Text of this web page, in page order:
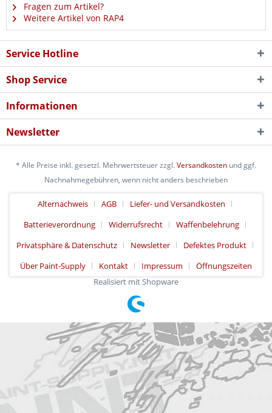
Fragen zum Artikel?
Weitere Artikel von RAP4
Service Hotline
Shop Service
Informationen
Newsletter
* Alle Preise inkl. gesetzl. Mehrwertsteuer zzgl.Versandkosten und ggf.
Nachnahmegebühren, wenn nicht anders beschrieben
Alternachweis AGB
Liefer- und Versandkosten
Batterieverordnung
Widerrufsrecht
Waffenbelehrung
Privatsphäre & Datenschutz
Newsletter
Defektes Produkt
Über Paint-Supply
Kontakt Impressum
Öffnungszeiten
Realisiert mit Shopware